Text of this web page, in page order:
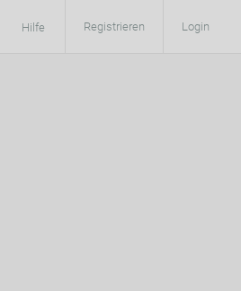
Hilfe Registrieren Login